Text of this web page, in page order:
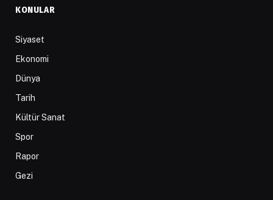
KONULAR
Siyaset
Ekonomi
Dünya
Tarih
Kültür Sanat
Spor
Rapor
Gezi